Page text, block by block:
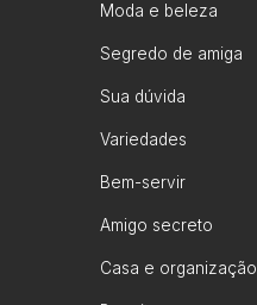
Moda e beleza
Segredo de amiga
Sua dúvida
Variedades
Bem-servir
Amigo secreto
Casa e organização